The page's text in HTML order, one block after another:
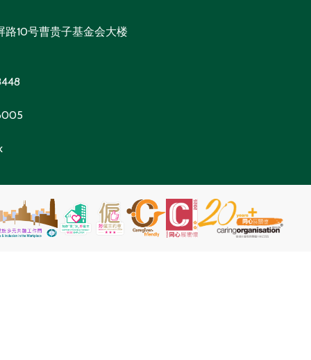
路10号曹贵子基金会大楼